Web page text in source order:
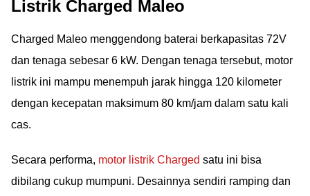
Listrik Charged Maleo
Charged Maleo menggendong baterai berkapasitas 72V
dan tenaga sebesar 6 kW. Dengan tenaga tersebut, motor
listrik ini mampu menempuh jarak hingga 120 kilometer
dengan kecepatan maksimum 80 km/jam dalam satu kali
cas.
Secara performa, motor listrik Charged satu ini bisa
dibilang cukup mumpuni. Desainnya sendiri ramping dan